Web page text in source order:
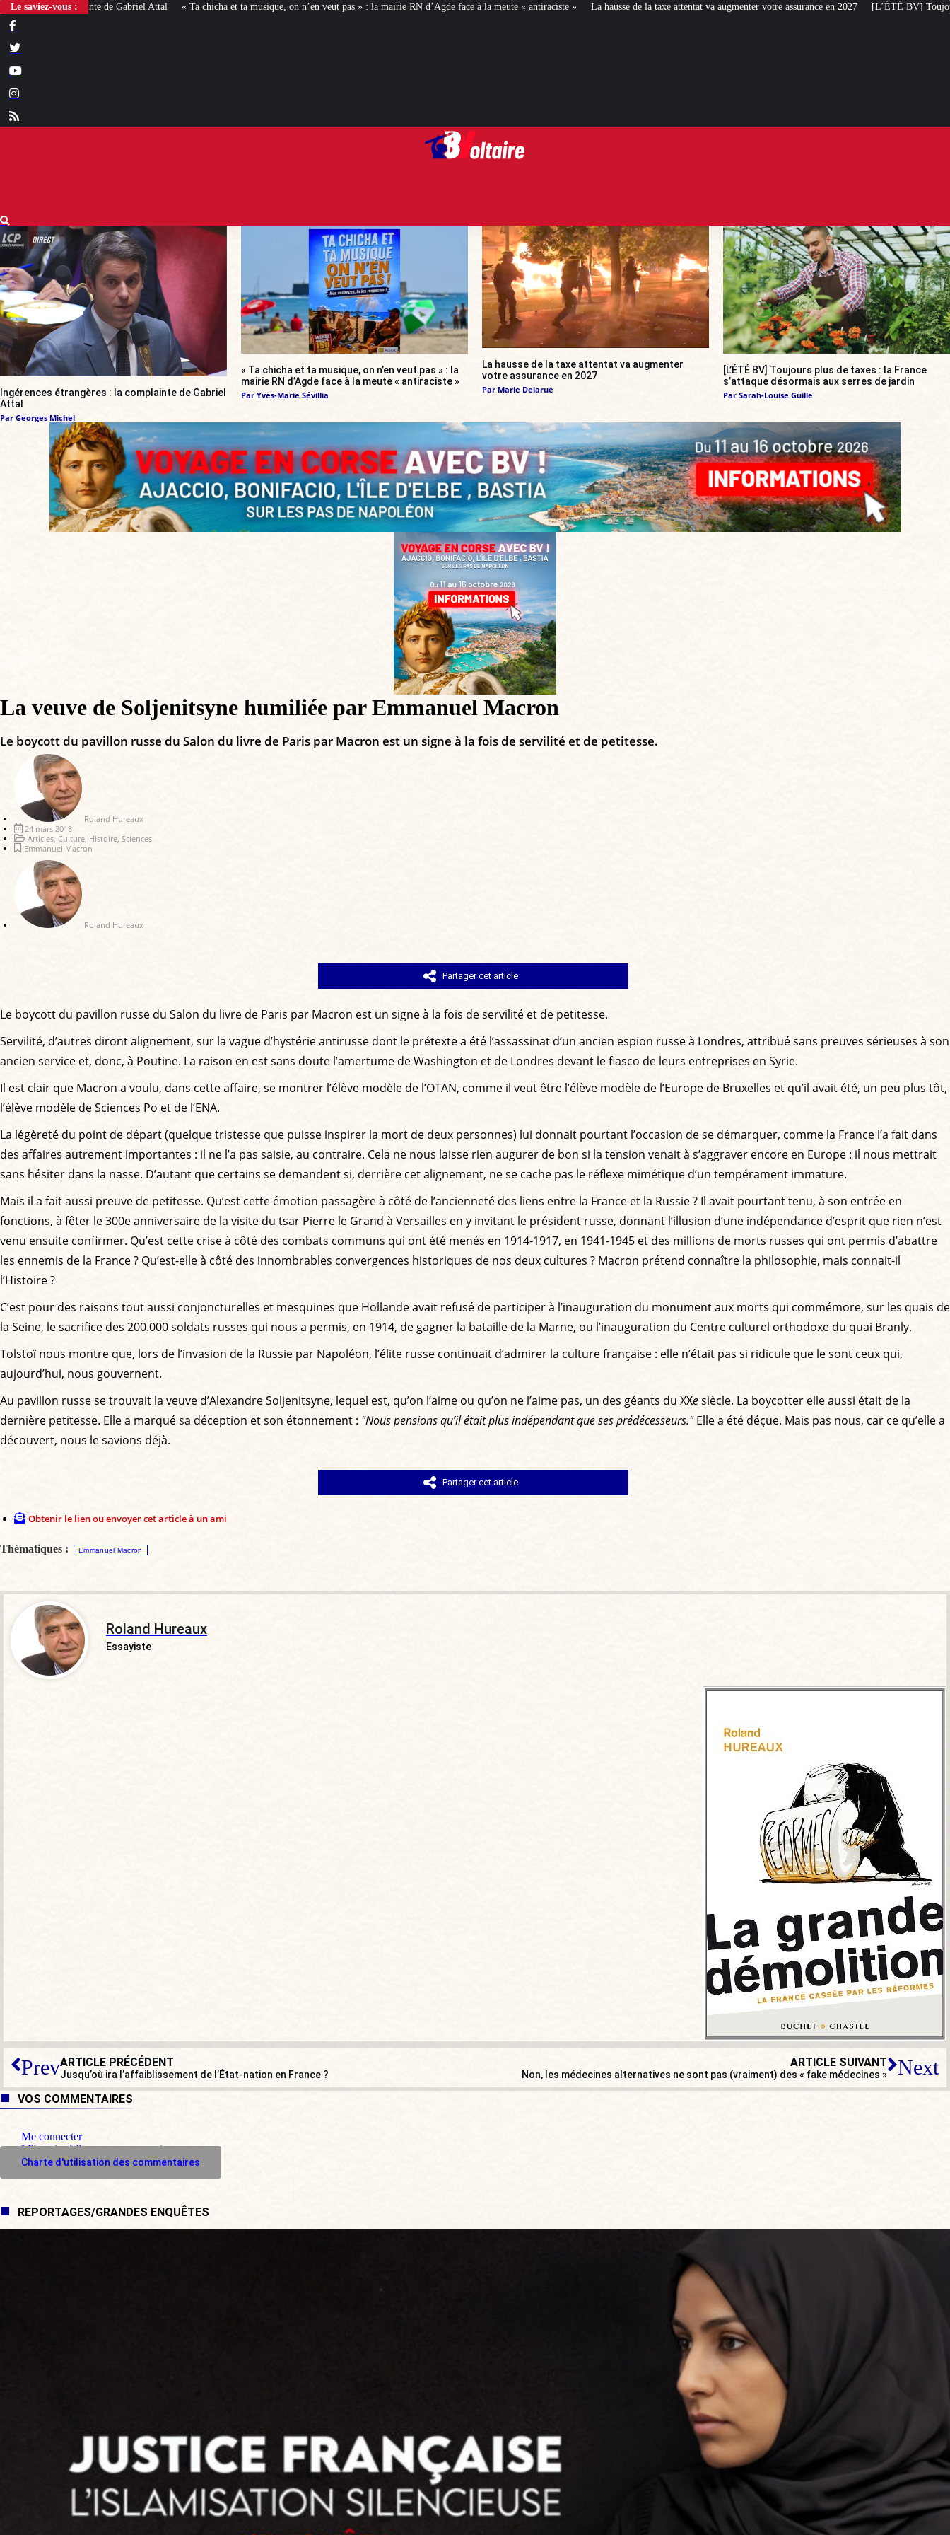
Le saviez-vous :« Ta chicha et ta musique, on n’en veut pas » : la mairie RN d’Agde face à la meute « antiraciste » La hausse de la taxe attentat va augmenter votre assurance en 2027 [L’ÉTÉ BV] Toujours plus de taxes : la France
Ingérences étrangères : la complainte de Gabriel
Attal
Par Georges Michel
« Ta chicha et ta musique, on n’en veut pas » : la
mairie RN d’Agde face à la meute « antiraciste »
Par Yves-Marie Sévillia
La hausse de la taxe attentat va augmenter
votre assurance en 2027
Par Marie Delarue
[L’ÉTÉ BV] Toujours plus de taxes : la France
s’attaque désormais aux serres de jardin
Par Sarah-Louise Guille
La veuve de Soljenitsyne humiliée par Emmanuel Macron
Le boycott du pavillon russe du Salon du livre de Paris par Macron est un signe à la fois de servilité et de petitesse.
Roland Hureaux
24 mars 2018
Articles Culture Histoire Sciences
Emmanuel Macron
Roland Hureaux
Partager cet article
Le boycott du pavillon russe du Salon du livre de Paris par Macron est un signe à la fois de servilité et de petitesse.
Servilité, d’autres diront alignement, sur la vague d’hystérie antirusse dont le prétexte a été l’assassinat d’un ancien espion russe à Londres, attribué sans preuves sérieuses à son
ancien service et, donc, à Poutine. La raison en est sans doute l’amertume de Washington et de Londres devant le fiasco de leurs entreprises en Syrie.
Il est clair que Macron a voulu, dans cette affaire, se montrer l’élève modèle de l’OTAN, comme il veut être l’élève modèle de l’Europe de Bruxelles et qu’il avait été, un peu plus tôt,
l’élève modèle de Sciences Po et de l’ENA.
La légèreté du point de départ (quelque tristesse que puisse inspirer la mort de deux personnes) lui donnait pourtant l’occasion de se démarquer, comme la France l’a fait dans
des affaires autrement importantes : il ne l’a pas saisie, au contraire. Cela ne nous laisse rien augurer de bon si la tension venait à s’aggraver encore en Europe : il nous mettrait
sans hésiter dans la nasse. D’autant que certains se demandent si, derrière cet alignement, ne se cache pas le réflexe mimétique d’un tempérament immature.
Mais il a fait aussi preuve de petitesse. Qu’est cette émotion passagère à côté de l’ancienneté des liens entre la France et la Russie ? Il avait pourtant tenu, à son entrée en
fonctions, à fêter le 300e anniversaire de la visite du tsar Pierre le Grand à Versailles en y invitant le président russe, donnant l’illusion d’une indépendance d’esprit que rien n’est
venu ensuite confirmer. Qu’est cette crise à côté des combats communs qui ont été menés en 1914-1917, en 1941-1945 et des millions de morts russes qui ont permis d’abattre
les ennemis de la France ? Qu’est-elle à côté des innombrables convergences historiques de nos deux cultures ? Macron prétend connaître la philosophie, mais connait-il
l’Histoire ?
C’est pour des raisons tout aussi conjoncturelles et mesquines que Hollande avait refusé de participer à l’inauguration du monument aux morts qui commémore, sur les quais de
la Seine, le sacrifice des 200.000 soldats russes qui nous a permis, en 1914, de gagner la bataille de la Marne, ou l’inauguration du Centre culturel orthodoxe du quai Branly.
Tolstoï nous montre que, lors de l’invasion de la Russie par Napoléon, l’élite russe continuait d’admirer la culture française : elle n’était pas si ridicule que le sont ceux qui,
aujourd’hui, nous gouvernent.
Au pavillon russe se trouvait la veuve d’Alexandre Soljenitsyne, lequel est, qu’on l’aime ou qu’on ne l’aime pas, un des géants du XXesiècle. La boycotter elle aussi était de la
dernière petitesse. Elle a marqué sa déception et son étonnement : "Nous pensions qu’il était plus indépendant que ses prédécesseurs."Elle a été déçue. Mais pas nous, car ce qu’elle a
découvert, nous le savions déjà.
Partager cet article
Obtenir le lien ou envoyer cet article à un ami
Thématiques : Emmanuel Macron
Roland Hureaux
Essayiste
PrevARTICLE PRÉCÉDENT
Jusqu’où ira l’affaiblissement de l’État-nation en France ?
ARTICLE SUIVANT
Non, les médecines alternatives ne sont pas (vraiment) des « fake médecines » Next
VOS COMMENTAIRES
Me connecter
M'inscrire à l'espace commentaire
Charte d'utilisation des commentaires
REPORTAGES/GRANDES ENQUÊTES